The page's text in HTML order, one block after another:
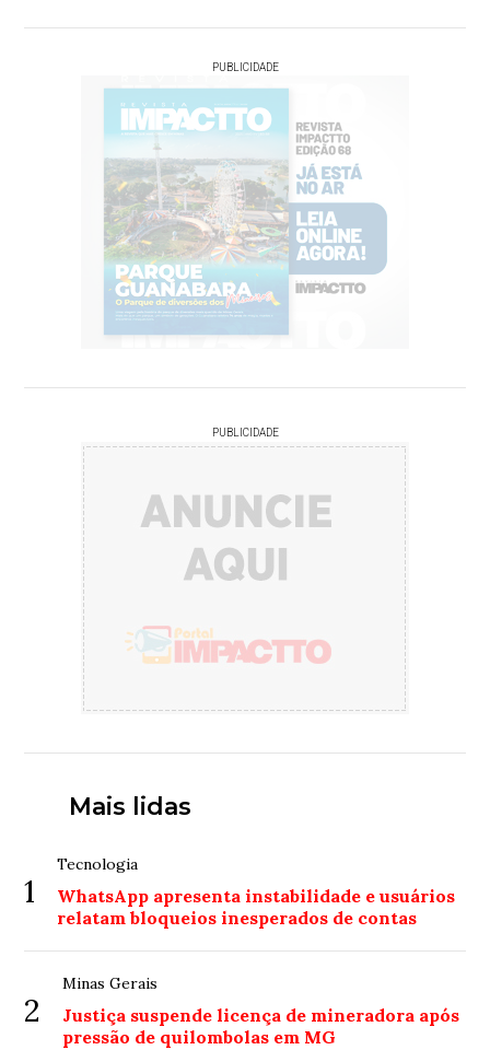
PUBLICIDADE
PUBLICIDADE
Mais lidas
1
Tecnologia
WhatsApp apresenta instabilidade e usuários
relatam bloqueios inesperados de contas
2
Minas Gerais
Justiça suspende licença de mineradora após
pressão de quilombolas em MG